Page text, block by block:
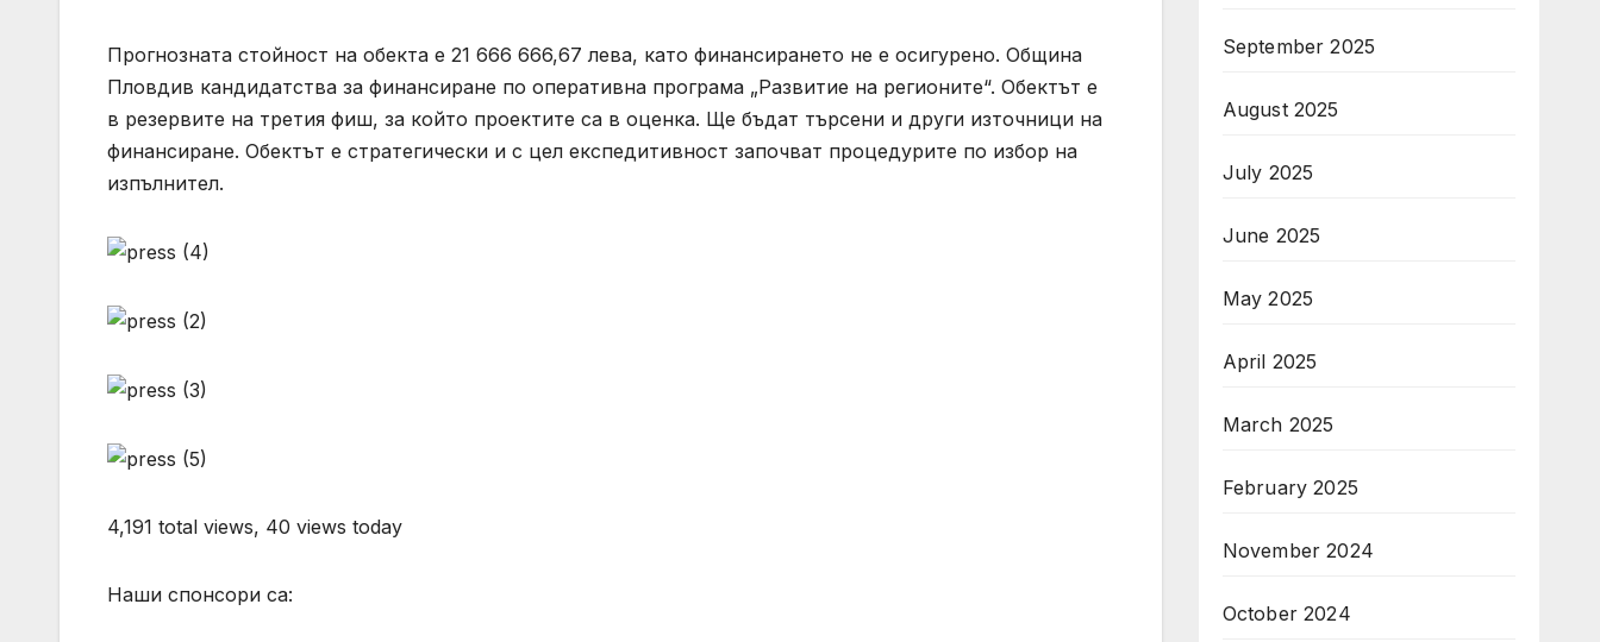
Прогнозната стойност на обекта е 21 666 666,67 лева, като финансирането не е осигурено. Община
Пловдив кандидатства за финансиране по оперативна програма „Развитие на регионите“. Обектът е
в резервите на третия фиш, за който проектите са в оценка. Ще бъдат търсени и други източници на
финансиране. Обектът е стратегически и с цел експедитивност започват процедурите по избор на
изпълнител.
4,191 total views, 40 views today
Наши спонсори са:
September 2025
August 2025
July 2025
June 2025
May 2025
April 2025
March 2025
February 2025
November 2024
October 2024